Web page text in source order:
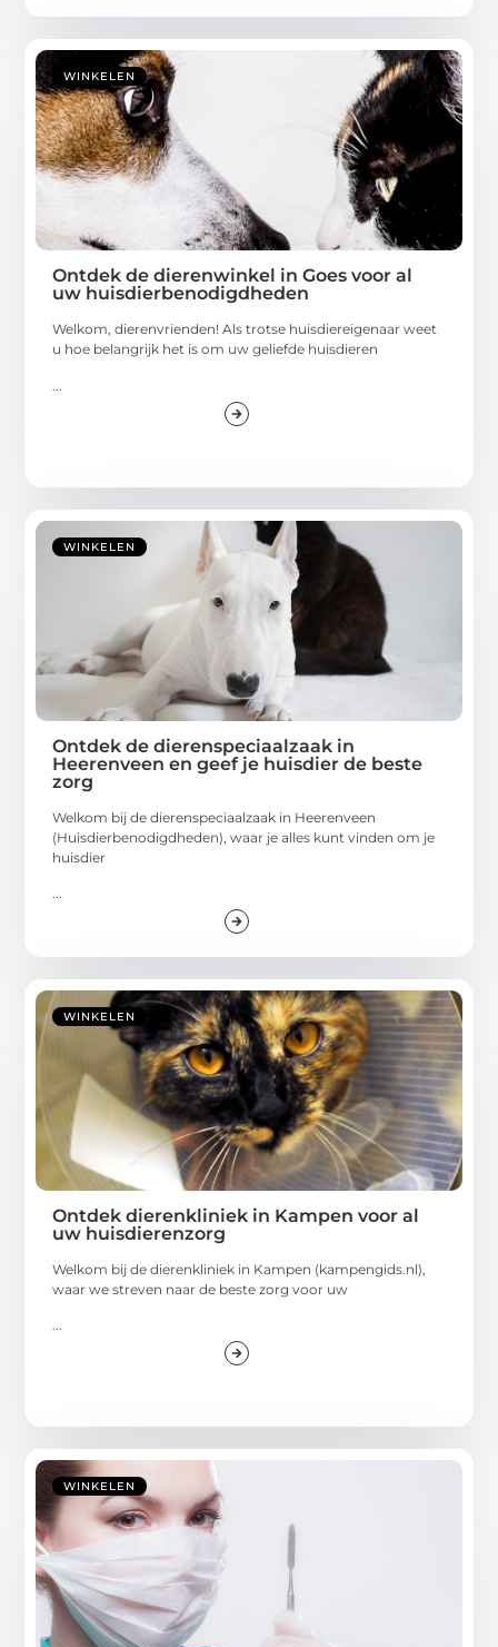
WINKELEN
Ontdek de dierenwinkel in Goes voor al
uw huisdierbenodigdheden
Welkom, dierenvrienden! Als trotse huisdiereigenaar weet
u hoe belangrijk het is om uw geliefde huisdieren
WINKELEN
Ontdek de dierenspeciaalzaak in
Heerenveen en geef je huisdier de beste
zorg
Welkom bij de dierenspeciaalzaak in Heerenveen
(Huisdierbenodigdheden), waar je alles kunt vinden om je
huisdier
...
WINKELEN
Ontdek dierenkliniek in Kampen voor al
uw huisdierenzorg
Welkom bij de dierenkliniek in Kampen (kampengids.nl),
waar we streven naar de beste zorg voor uw
...
WINKELEN